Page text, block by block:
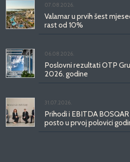
07.08.2026.
Valamar u prvih šest
rast od 10%
06.08.2026.
Poslovni rezultati OTP
2026. godine
31.07.2026.
Prihodi i EBITDA
posto u prvoj polovici